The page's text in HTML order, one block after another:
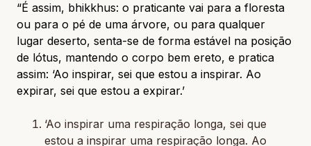
“É assim, bhikkhus: o praticante vai para a floresta
ou para o pé de uma árvore, ou para qualquer
lugar deserto, senta-se de forma estável na posição
de lótus, mantendo o corpo bem ereto, e pratica
assim: ‘Ao inspirar, sei que estou a inspirar. Ao
expirar, sei que estou a expirar.’
‘Ao inspirar uma respiração longa, sei que
estou a inspirar uma respiração longa. Ao